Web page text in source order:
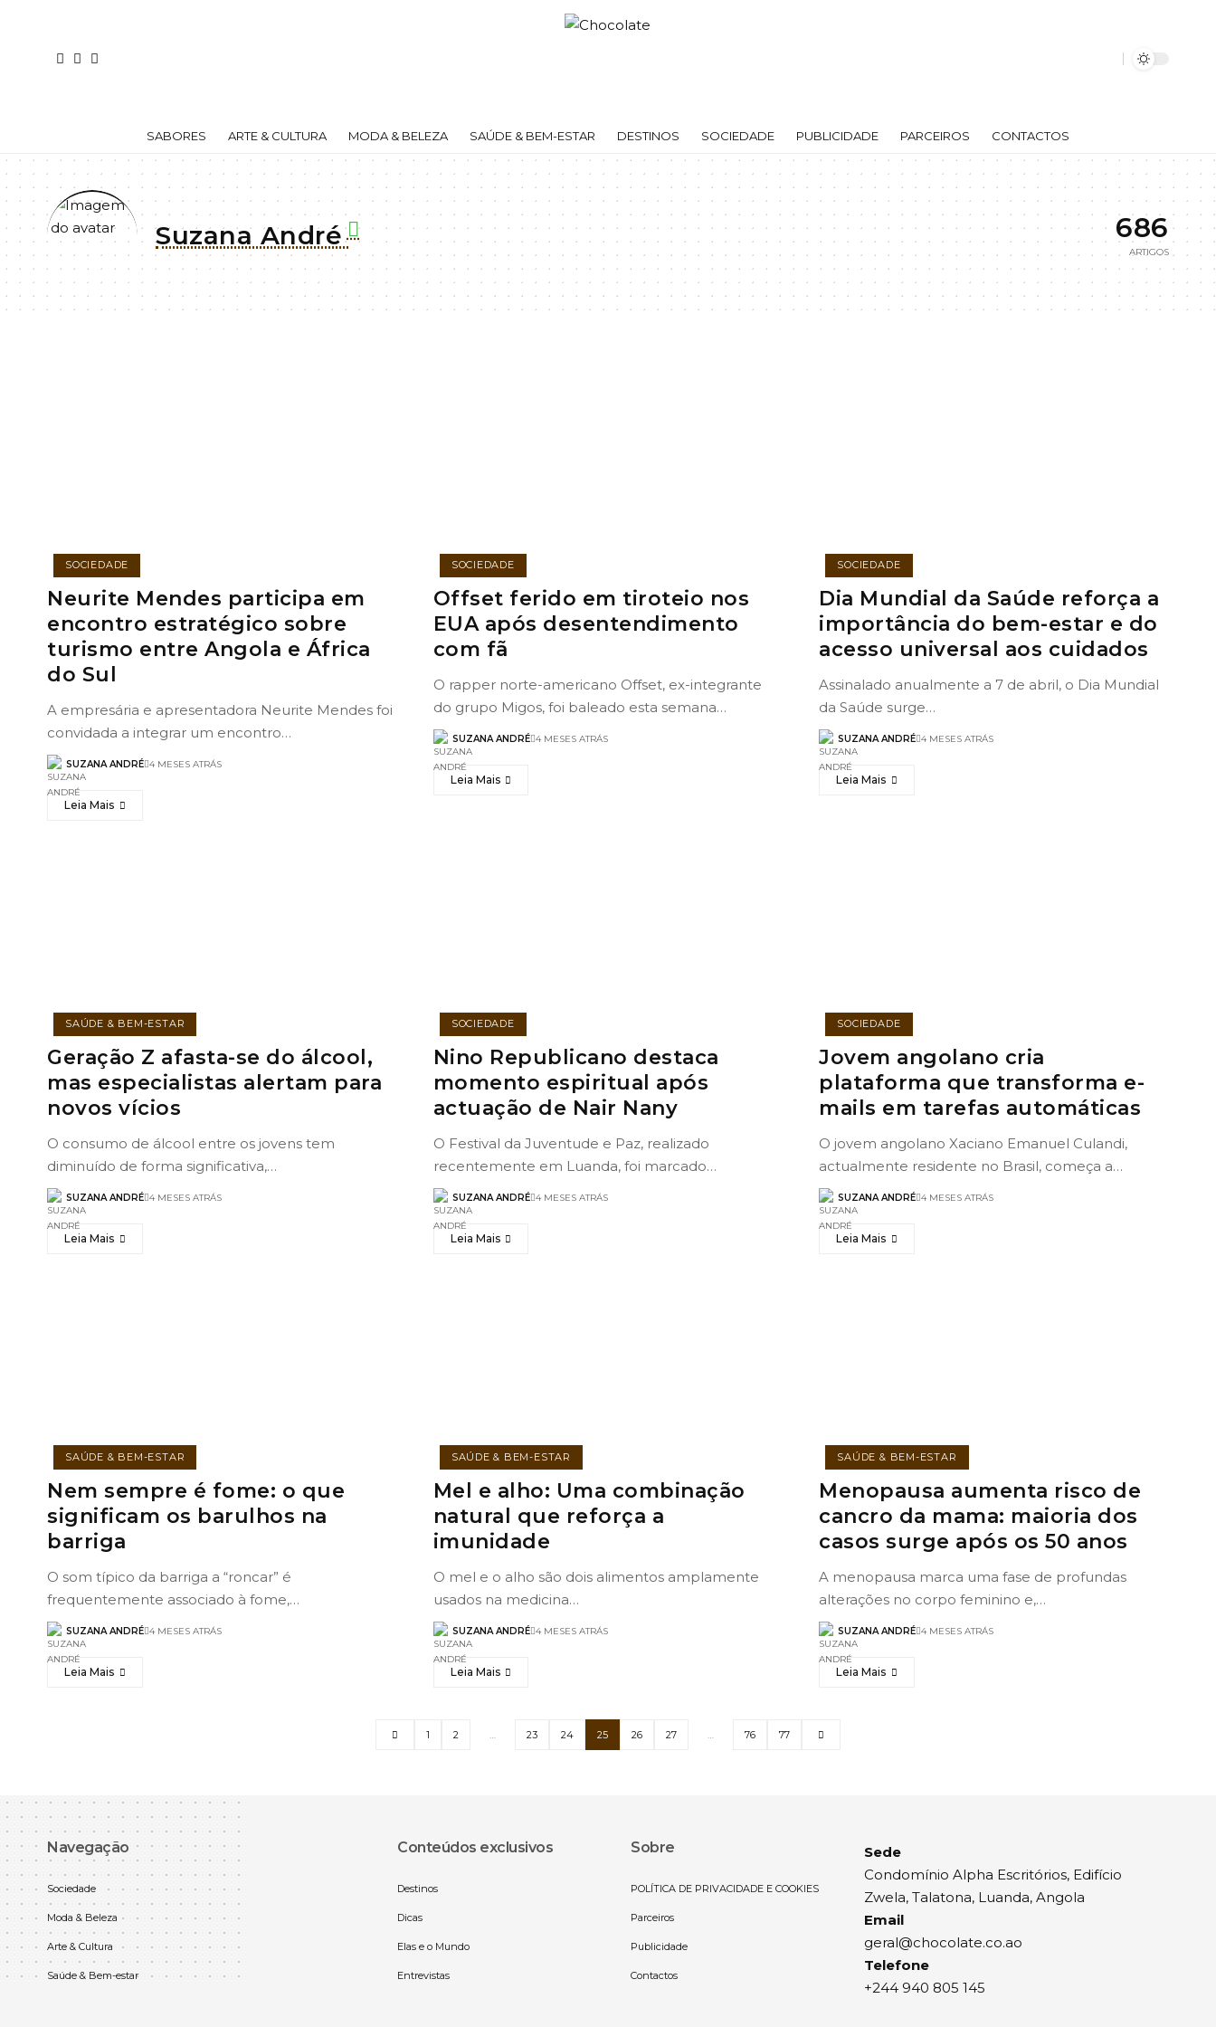
SABORES ARTE & CULTURA MODA & BELEZA SAÚDE & BEM-ESTAR DESTINOS SOCIEDADE PUBLICIDADE PARCEIROS CONTACTOS
Suzana André 686
ARTIGOS
SOCIEDADE
Neurite Mendes participa em
encontro estratégico sobre
turismo entre Angola e África
do Sul
A empresária e apresentadora Neurite Mendes foi
convidada a integrar um encontro…
SUZANA ANDRÉ 4 MESES ATRÁS
Leia Mais
SOCIEDADE
Offset ferido em tiroteio nos
EUA após desentendimento
com fã
O rapper norte-americano Offset, ex-integrante
do grupo Migos, foi baleado esta semana…
SUZANA ANDRÉ 4 MESES ATRÁS
Leia Mais
SOCIEDADE
Dia Mundial da Saúde reforça a
importância do bem-estar e do
acesso universal aos cuidados
Assinalado anualmente a 7 de abril, o Dia Mundial
da Saúde surge…
SUZANA ANDRÉ 4 MESES ATRÁS
Leia Mais
SAÚDE & BEM-ESTAR
Geração Z afasta-se do álcool,
mas especialistas alertam para
novos vícios
O consumo de álcool entre os jovens tem
diminuído de forma significativa,…
SUZANA ANDRÉ 4 MESES ATRÁS
Leia Mais
SOCIEDADE
Nino Republicano destaca
momento espiritual após
actuação de Nair Nany
O Festival da Juventude e Paz, realizado
recentemente em Luanda, foi marcado…
SUZANA ANDRÉ 4 MESES ATRÁS
Leia Mais
SOCIEDADE
Jovem angolano cria
plataforma que transforma e-
mails em tarefas automáticas
O jovem angolano Xaciano Emanuel Culandi,
actualmente residente no Brasil, começa a…
SUZANA ANDRÉ 4 MESES ATRÁS
Leia Mais
SAÚDE & BEM-ESTAR
Nem sempre é fome: o que
significam os barulhos na
barriga
O som típico da barriga a “roncar” é
frequentemente associado à fome,…
SUZANA ANDRÉ 4 MESES ATRÁS
Leia Mais
SAÚDE & BEM-ESTAR
Mel e alho: Uma combinação
natural que reforça a
imunidade
O mel e o alho são dois alimentos amplamente
usados na medicina…
SUZANA ANDRÉ 4 MESES ATRÁS
Leia Mais
SAÚDE & BEM-ESTAR
Menopausa aumenta risco de
cancro da mama: maioria dos
casos surge após os 50 anos
A menopausa marca uma fase de profundas
alterações no corpo feminino e,…
SUZANA ANDRÉ 4 MESES ATRÁS
Leia Mais
1 2 … 23 24 25 26 27 … 76 77
Navegação
Sociedade
Moda & Beleza
Arte & Cultura
Saúde & Bem-estar
Conteúdos exclusivos
Destinos
Dicas
Elas e o Mundo
Entrevistas
Sobre
POLÍTICA DE PRIVACIDADE E COOKIES
Parceiros
Publicidade
Contactos
Sede
Condomínio Alpha Escritórios, Edifício
Zwela, Talatona, Luanda, Angola
Email
geral@chocolate.co.ao
Telefone
+244 940 805 145